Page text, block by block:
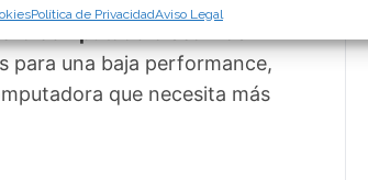
y detectar fraudes, y eliminar
y contenido, Guardar y
privacidad.
Siempre activo
Política de PrivacidadAviso Legal
computadora sea más
para una baja performance,
que necesita más